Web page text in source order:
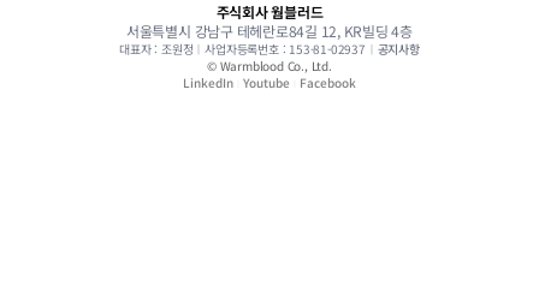
주식회사 웜블러드
서울특별시 강남구 테헤란로84길 12, KR빌딩 4층
대표자 : 조원정 ︱사업자등록번호 : 153-81-02937 ︱ 공지사항
© Warmblood Co., Ltd.
LinkedIn Youtube Facebook